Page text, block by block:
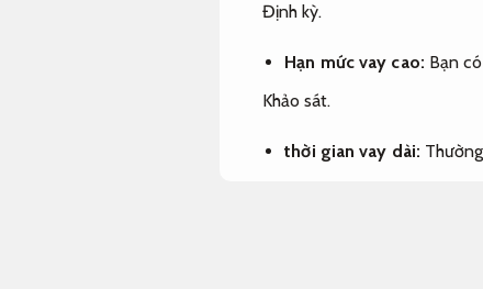
Định kỳ.
Hạn mức vay cao: Bạn
Khảo sát.
thời gian vay dài: